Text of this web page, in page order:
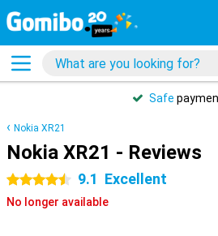
Safe
Nokia XR21
Nokia XR21 - Reviews
4.5 stars 9.1 Excellent
No longer available